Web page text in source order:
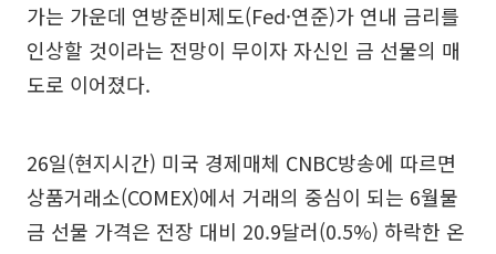
가는 가운데 연방준비제도(Fed·연준)가 연내 금리를
인상할 것이라는 전망이 무이자 자신인 금 선물의 매
도로 이어졌다.
26일(현지시간) 미국 경제매체 CNBC방송에 따르면
상품거래소(COMEX)에서 거래의 중심이 되는 6월물
금 선물 가격은 전장 대비 20.9달러(0.5%) 하락한 온